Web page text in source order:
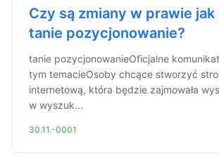
Czy są zmiany w prawie
tanie pozycjonowanie?
tanie pozycjonowanieOficjalne
tym temacieOsoby chcące stworzyć
internetową, która będzie zajmowała
w wyszuk...
30.11.-0001